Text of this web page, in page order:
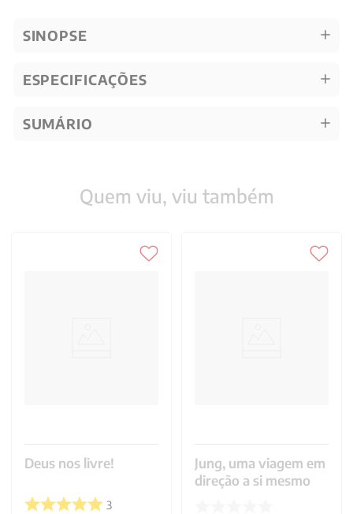
SINOPSE
ESPECIFICAÇÕES
SUMÁRIO
Quem viu, viu também
Deus nos livre!
3
Jung, uma viagem em
direção a si mesmo